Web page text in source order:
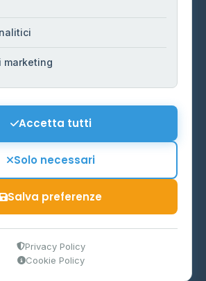
P.IVA 03859300364
Ministero delle Imprese e del Made in Italy
marketing
Accetta tutti
Solo necessari
Salva preferenze
Privacy Policy
Cookie Policy